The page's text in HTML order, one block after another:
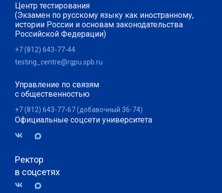
Центр тестирования
(Экзамен по русскому языку как иностранному,
истории России и основам законодательства
Российской Федерации)
+7 (812) 643-77-44
testing_centre@rgpu.spb.ru
Управление по связям
с общественностью
+7 (812) 643-77-67 (добавочный 36-74)
Официальные соцсети университета
Ректор
в соцсетях